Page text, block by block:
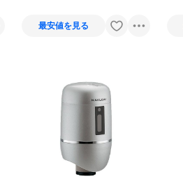
最安値を見る